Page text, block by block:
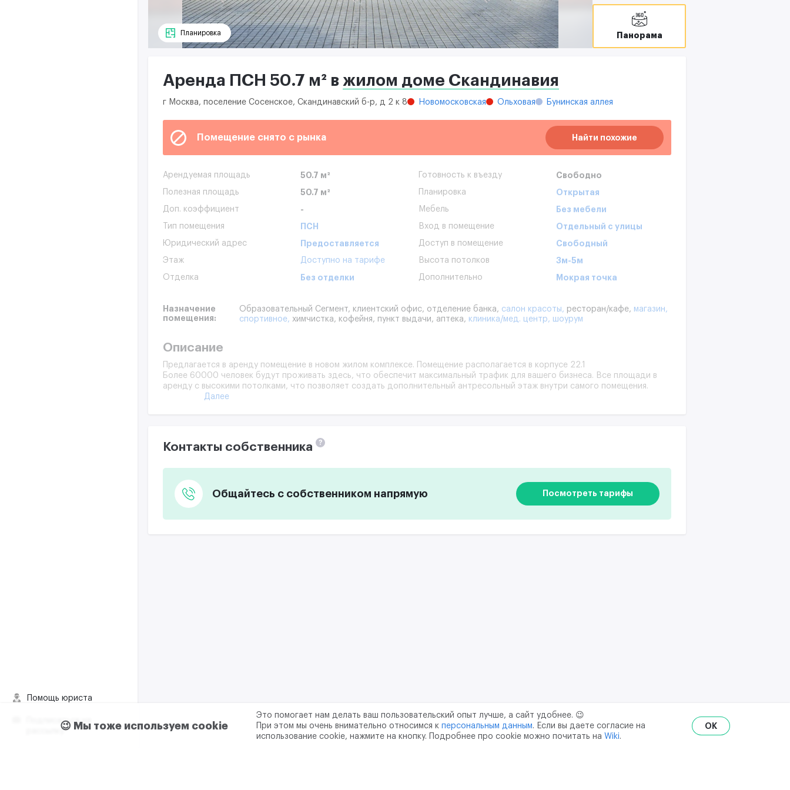
Помощь юриста
Подписаться на
рассылку
Панорама
Планировка
Аренда ПСН 50.7 м² в жилом доме Скандинавия
г Москва, поселение Сосенское, Скандинавский б-р, д 2 к 8 Новомосковская Ольховая Бунинская аллея
Помещение снято с рынка Найти похожие
Арендуемая площадь 50.7 м²
Полезная площадь 50.7 м²
Доп. коэффициент -
Тип помещения ПСН
Юридический адрес Предоставляется
Этаж Доступно на тарифе
Отделка Без отделки
Готовность к въезду Свободно
Планировка Открытая
Мебель Без мебели
Вход в помещение Отдельный с улицы
Доступ в помещение Свободный
Высота потолков 3м-5м
Дополнительно Мокрая точка
Назначение
помещения:
Образовательный Сегмент, клиентский офис, отделение банка, салон красоты, ресторан/кафе, магазин,
спортивное, химчистка, кофейня, пункт выдачи, аптека, клиника/мед. центр, шоурум
Описание
Предлагается в аренду помещение в новом жилом комплексе. Помещение располагается в корпусе 22.1
Более 60000 человек будут проживать здесь, что обеспечит максимальный трафик для вашего бизнеса. Все площади в
аренду с высокими потолками, что позволяет создать дополнительный антресольный этаж внутри самого помещения.
Далее
Контакты собственника ?
Общайтесь с собственником напрямую Посмотреть тарифы
😉 Мы тоже используем cookie
Это помогает нам делать ваш пользовательский опыт лучше, а сайт удобнее. 😉
При этом мы очень внимательно относимся к персональным данным. Если вы даете согласие на
использование cookie, нажмите на кнопку. Подробнее про cookie можно почитать на Wiki.
OK